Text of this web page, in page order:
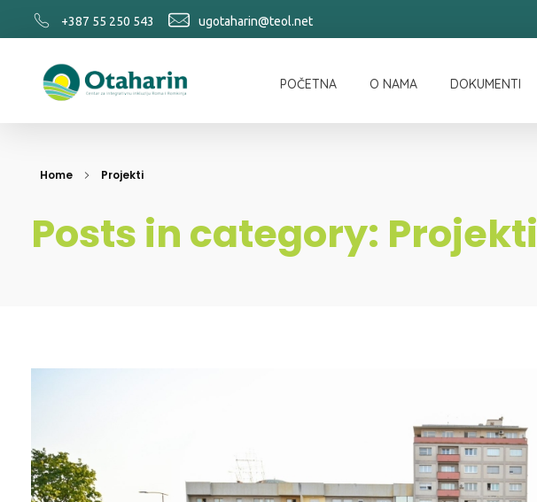
+387 55 250 543 ugotaharin@teol.net
POČETNA O NAMA DOKUMENTI
Home Projekti
Posts in category: Projekti